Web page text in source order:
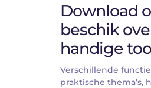
Download
beschik
handige
Verschillende
praktische thema’s,